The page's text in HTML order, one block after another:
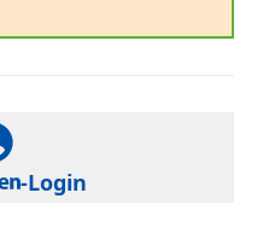
-Login